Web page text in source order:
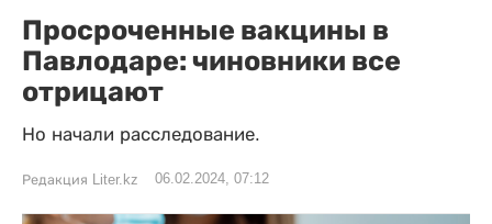
Просроченные вакцины в
Павлодаре: чиновники все
отрицают
Но начали расследование.
Редакция Liter.kz 06.02.2024, 07:12